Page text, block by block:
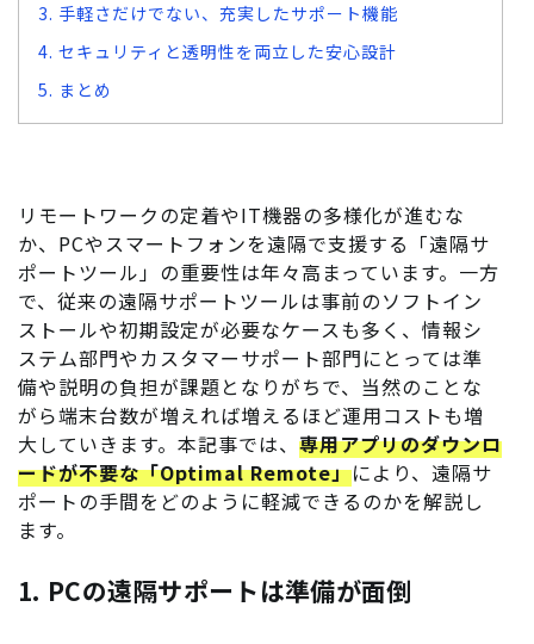
3. 手軽さだけでない、充実したサポート機能
4. セキュリティと透明性を両立した安心設計
5. まとめ
リモートワークの定着やIT機器の多様化が進むな
か、PCやスマートフォンを遠隔で支援する「遠隔サ
ポートツール」の重要性は年々高まっています。一方
で、従来の遠隔サポートツールは事前のソフトイン
ストールや初期設定が必要なケースも多く、情報シ
ステム部門やカスタマーサポート部門にとっては準
備や説明の負担が課題となりがちで、当然のことな
がら端末台数が増えれば増えるほど運用コストも増
大していきます。本記事では、 専用アプリのダウンロ
ードが不要な「Optimal Remote」により、遠隔サ
ポートの手間をどのように軽減できるのかを解説し
ます。
1. PCの遠隔サポートは準備が面倒